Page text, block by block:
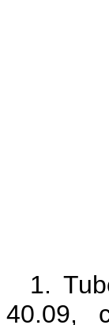
1.
40.09,